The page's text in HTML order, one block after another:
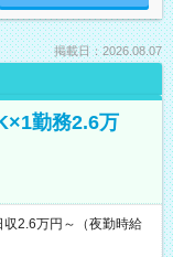
掲載日：2026.08.07
勤務2.6万
2.6万円～（夜勤時給